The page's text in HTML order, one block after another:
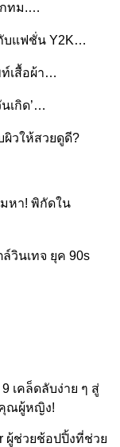
กทม.…
บแฟชั่น Y2K…
เสื้อผ้า…
เกิด’…
ผิวให้สวยดูดี?
หา! พิกัดใน
วินเทจ ยุค 90s
เคล็ดลับง่าย ๆ สู่
ณผู้หญิง!
ผู้ช่วยช้อปปิ้งที่ช่วย